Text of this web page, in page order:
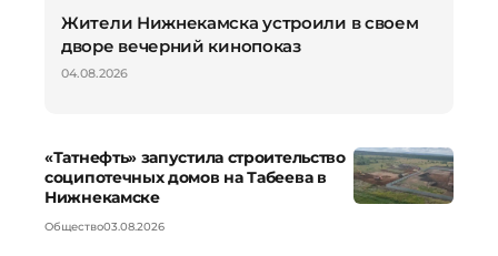
Жители Нижнекамска устроили в своем
дворе вечерний кинопоказ
04.08.2026
«Татнефть» запустила строительство
соципотечных домов на Табеева в
Нижнекамске
Общество03.08.2026